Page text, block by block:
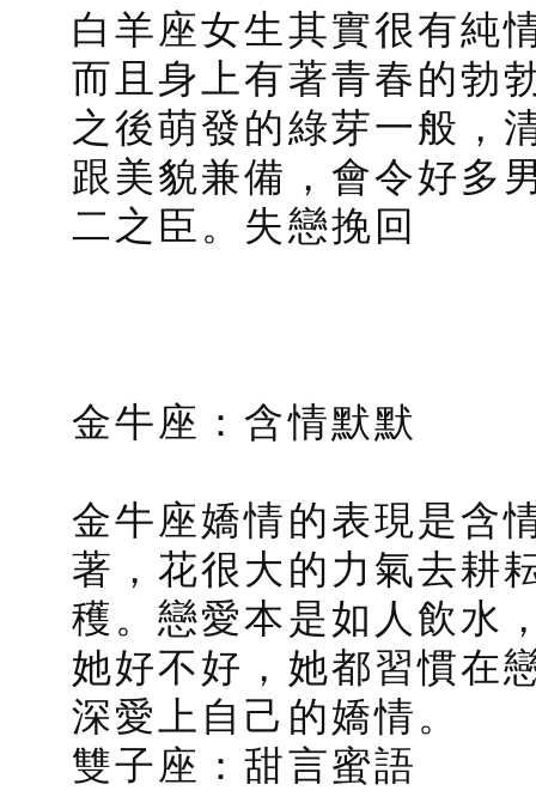
白羊座女生其實很有純
而且身上有著青春的勃
之後萌發的綠芽一般，
跟美貌兼備，會令好多
二之臣。失戀挽回
金牛座：含情默默
金牛座嬌情的表現是含
著，花很大的力氣去耕
穫。戀愛本是如人飲水
她好不好，她都習慣在
深愛上自己的嬌情。
雙子座：甜言蜜語